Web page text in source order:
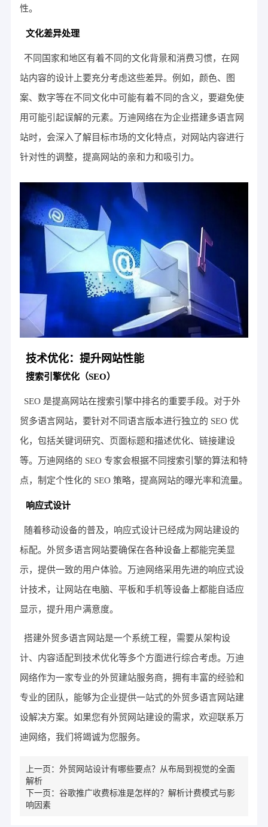
性。
文化差异处理
不同国家和地区有着不同的文化背景和消费习惯，在网
站内容的设计上要充分考虑这些差异。例如，颜色、图
案、数字等在不同文化中可能有着不同的含义，要避免使
用可能引起误解的元素。万迪网络在为企业搭建多语言网
站时，会深入了解目标市场的文化特点，对网站内容进行
针对性的调整，提高网站的亲和力和吸引力。
技术优化：提升网站性能
搜索引擎优化（SEO）
SEO 是提高网站在搜索引擎中排名的重要手段。对于外
贸多语言网站，要针对不同语言版本进行独立的 SEO 优
化，包括关键词研究、页面标题和描述优化、链接建设
等。万迪网络的 SEO 专家会根据不同搜索引擎的算法和特
点，制定个性化的 SEO 策略，提高网站的曝光率和流量。
响应式设计
随着移动设备的普及，响应式设计已经成为网站建设的
标配。外贸多语言网站要确保在各种设备上都能完美显
示，提供一致的用户体验。万迪网络采用先进的响应式设
计技术，让网站在电脑、平板和手机等设备上都能自适应
显示，提升用户满意度。
搭建外贸多语言网站是一个系统工程，需要从架构设
计、内容适配到技术优化等多个方面进行综合考虑。万迪
网络作为一家专业的外贸建站服务商，拥有丰富的经验和
专业的团队，能够为企业提供一站式的外贸多语言网站建
设解决方案。如果您有外贸网站建设的需求，欢迎联系万
迪网络，我们将竭诚为您服务。
上一页： 外贸网站设计有哪些要点？从布局到视觉的全面
解析
下一页： 谷歌推广收费标准是怎样的？解析计费模式与影
响因素